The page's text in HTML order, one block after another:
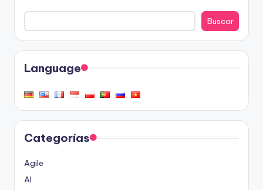
Buscar
Language
Categorías
Agile
AI